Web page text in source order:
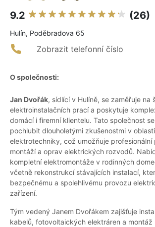
9.2 (26)
Hulín, Poděbradova 65
Zobrazit telefonní číslo
O společnosti:
Jan Dvořák, sídlící v Hulíně, se zaměřuje na
elektroinstalačních prací a poskytuje
domácí i firemní klientelu. Tato společnost
pochlubit dlouholetými zkušenostmi v oblasti
elektrotechniky, což umožňuje profesionální
montáží a oprav elektrických rozvodů.
kompletní elektromontáže v rodinných
včetně rekonstrukcí stávajících instalací,
bezpečnému a spolehlivému provozu
zařízení.
Tým vedený Janem Dvořákem zajišťuje
kabelů, fotovoltaických elektráren a montáž